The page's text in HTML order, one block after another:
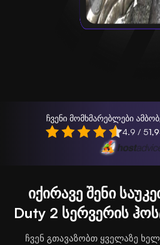
ჩვენი მომხმარებლები
4.9 / 5
იქირავე შენი
Duty 2 სერვერის
ჩვენ გთავაზობთ ყველაზე